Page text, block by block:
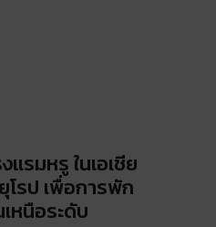
แรมหรู ในเอเชีย
โรป เพื่อการพัก
หนือระดับ